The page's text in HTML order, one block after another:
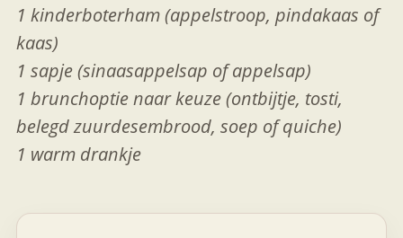
1 kinderboterham (appelstroop, pindakaas of
kaas)
1 sapje (sinaasappelsap of appelsap)
1 brunchoptie naar keuze (ontbijtje, tosti,
belegd zuurdesembrood, soep of quiche)
1 warm drankje